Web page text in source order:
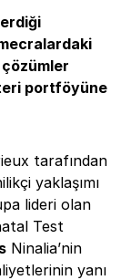
portföyüne
tarafından
yaklaşımı
lideri olan
Test
Ninalia’nin
yanı